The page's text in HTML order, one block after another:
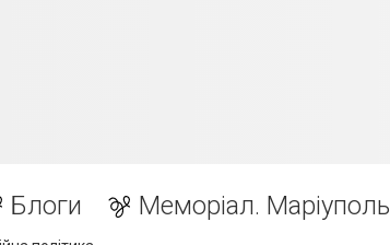
Блоги Меморіал. Маріуполь